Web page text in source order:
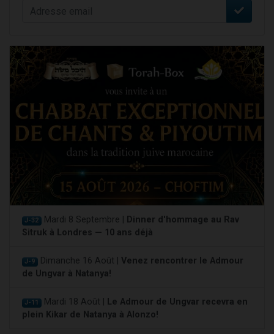
J-32 Mardi 8 Septembre | Dinner d'hommage au Rav
Sitruk à Londres — 10 ans déjà
J-9 Dimanche 16 Août | Venez rencontrer le Admour
de Ungvar à Natanya!
J-11 Mardi 18 Août | Le Admour de Ungvar recevra en
plein Kikar de Natanya à Alonzo!